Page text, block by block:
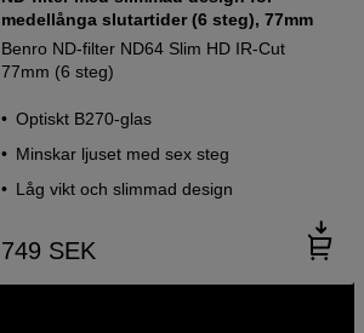
medellånga slutartider (6 steg), 77mm
Benro ND-filter ND64 Slim HD IR-Cut
77mm (6 steg)
Optiskt B270-glas
Minskar ljuset med sex steg
Låg vikt och slimmad design
749 SEK